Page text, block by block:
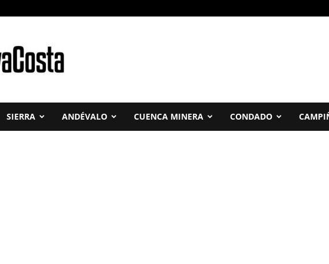
SIERRA ANDÉVALO CUENCA MINERA CONDADO